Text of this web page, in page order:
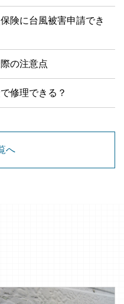
険に台風被害申請でき
の注意点
修理できる？
へ